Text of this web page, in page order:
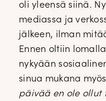
oli yleensä siinä.
mediassa ja
jälkeen, ilman
Ennen oltiin
nykyään
sinua mukana
päivää en ole ollut